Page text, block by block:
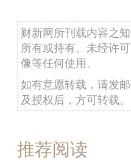
财新网所刊载内容之
所有或持有。未经许
像等任何使用。
如有意愿转载，请发
及授权后，方可转载。
推荐阅读